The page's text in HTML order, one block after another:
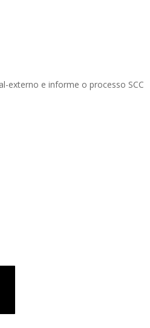
externo e informe o processo SCC